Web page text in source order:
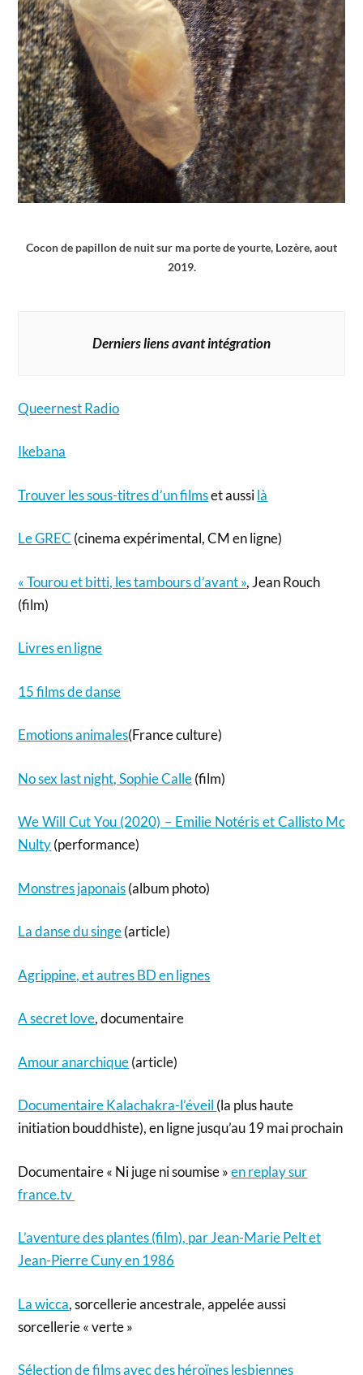
Cocon de papillon de nuit sur ma porte de yourte, Lozère, aout
2019.
Derniers liens avant intégration
Queernest Radio
Ikebana
Trouver les sous-titres d’un filmset aussilà
Le GREC (cinema expérimental, CM en ligne)
« Tourou et bitti, les tambours d’avant », Jean Rouch
(film)
Livres en ligne
15 films de danse
Emotions animales(France culture)
No sex last night, Sophie Calle(film)
We Will Cut You (2020) – Emilie Notéris et Callisto Mc
Nulty(performance)
Monstres japonais(album photo)
La danse du singe(article)
Agrippine, et autres BD en lignes
A secret love, documentaire
Amour anarchique(article)
Documentaire Kalachakra-l’éveil (la plus haute
initiation bouddhiste), en ligne jusqu’au 19 mai prochain
Documentaire « Ni juge ni soumise »en replay sur
france.tv
L’aventure des plantes (film), par Jean-Marie Pelt et
Jean-Pierre Cuny en 1986
La wicca,sorcellerie ancestrale, appelée aussi
sorcellerie « verte »
Sélection de films avec des héroïnes lesbiennes